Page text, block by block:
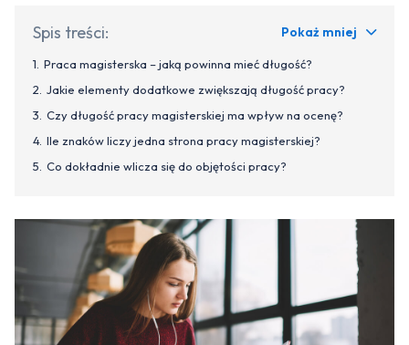
Spis treści: Pokaż mniej
Praca magisterska – jaką powinna mieć długość?
Jakie elementy dodatkowe zwiększają długość pracy?
Czy długość pracy magisterskiej ma wpływ na ocenę?
Ile znaków liczy jedna strona pracy magisterskiej?
Co dokładnie wlicza się do objętości pracy?